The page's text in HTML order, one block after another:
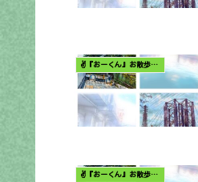
✌️『おーくん』お散歩日記〜どんな出会いがあるだろう〜
✌️『おーくん』お散歩日記〜どんな出会いがあるだろう〜